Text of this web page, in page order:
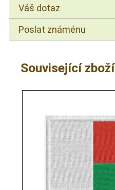
Váš dotaz
Poslat známénu
Související zboží